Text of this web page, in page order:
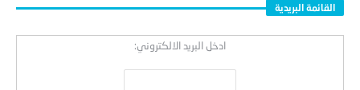
القائمة البريدية
ادخل البريد الالكتروني: